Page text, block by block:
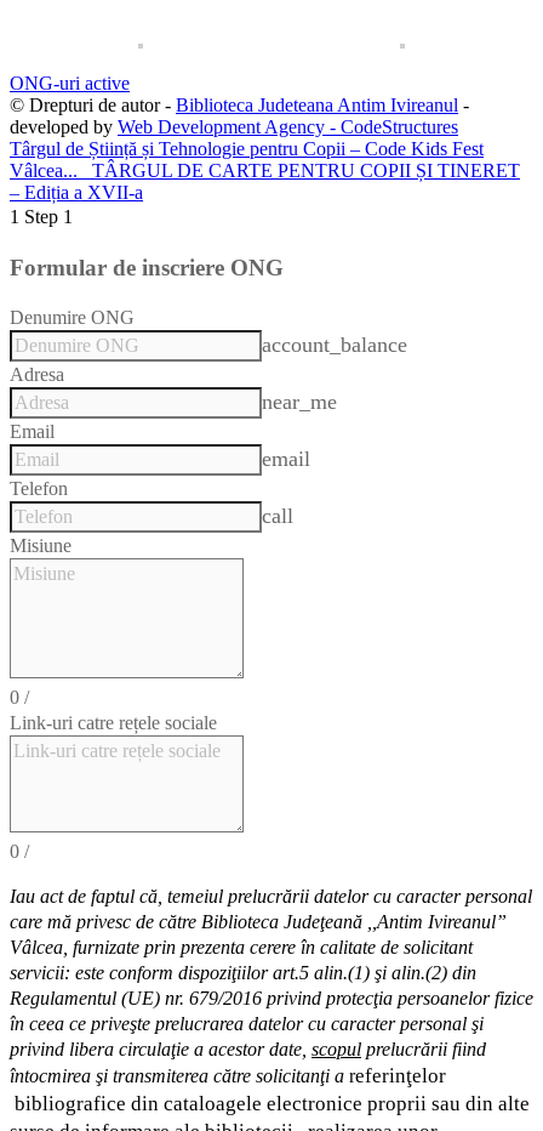
ONG-uri active
© Drepturi de autor - Biblioteca Judeteana Antim Ivireanul -
developed by Web Development Agency - CodeStructures
Târgul de Știință și Tehnologie pentru Copii – Code Kids Fest
Vâlcea...
TÂRGUL DE CARTE PENTRU COPII ȘI TINERET
– Ediția a XVII-a
1 Step 1
Formular de inscriere ONG
Denumire ONG
account_balance
Adresa
near_me
Email
email
Telefon
call
Misiune
0 /
Link-uri catre rețele sociale
0 /
Iau act de faptul că, temeiul prelucrării datelor cu caracter personal
care mă privesc de către Biblioteca Judeţeană ,,Antim Ivireanul”
Vâlcea, furnizate prin prezenta cerere în calitate de solicitant
servicii: este conform dispoziţiilor art.5 alin.(1) şi alin.(2) din
Regulamentul (UE) nr. 679/2016 privind protecţia persoanelor fizice
în ceea ce priveşte prelucrarea datelor cu caracter personal şi
privind libera circulaţie a acestor date, scopul prelucrării fiind
întocmirea şi transmiterea către solicitanţi a referinţelor
bibliografice din cataloagele electronice proprii sau din alte